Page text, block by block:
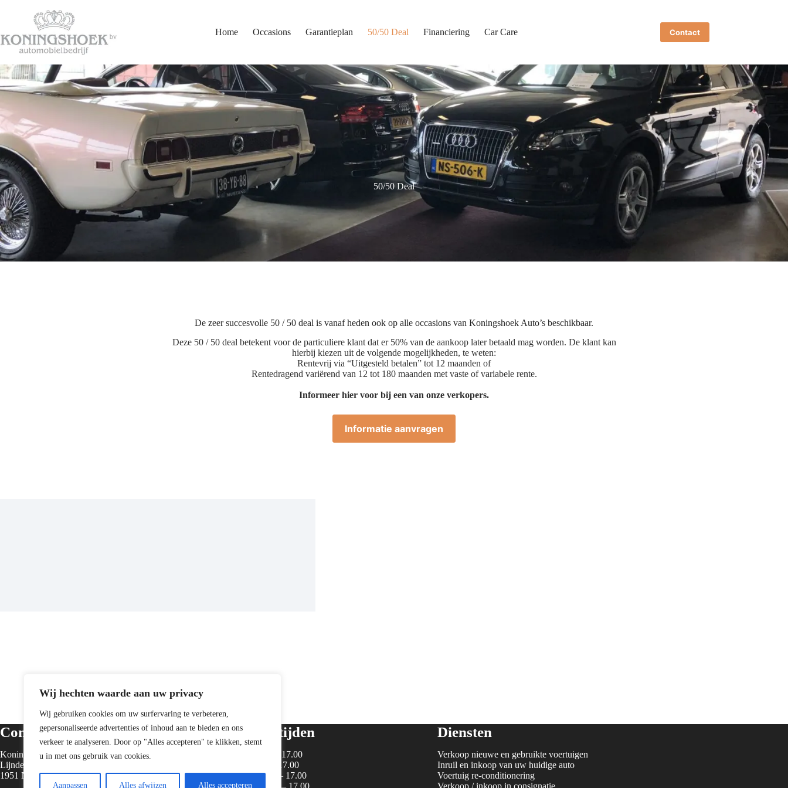
Wij hechten waarde aan uw privacy
Wij gebruiken cookies om uw surfervaring te verbeteren,
gepersonaliseerde advertenties of inhoud aan te bieden en ons
verkeer te analyseren. Door op "Alles accepteren" te klikken, stemt
u in met ons gebruik van cookies.
Aanpassen Alles afwijzen Alles accepteren
inhoud
Home Occasions Garantieplan 50/50 Deal Financiering Car Care Contact
50/50 Deal
De zeer succesvolle 50 / 50 deal is vanaf heden ook op alle occasions van Koningshoek Auto’s beschikbaar.
Deze 50 / 50 deal betekent voor de particuliere klant dat er 50% van de aankoop later betaald mag worden. De klant kan
hierbij kiezen uit de volgende mogelijkheden, te weten:
Rentevrij via “Uitgesteld betalen” tot 12 maanden of
Rentedragend variërend van 12 tot 180 maanden met vaste of variabele rente.
Informeer hier voor bij een van onze verkopers.
Informatie aanvragen
Contact
Koningshoek Auto’s
Lijndenweg 32
1951 NC Velsen Noord
Openingstijden
Maandag 9.00 – 17.00
Dinsdag 9.00 – 17.00
Woensdag 9.00 – 17.00
Donderdag 9.00 – 17.00
Diensten
Verkoop nieuwe en gebruikte voertuigen
Inruil en inkoop van uw huidige auto
Voertuig re-conditionering
Verkoop / inkoop in consignatie